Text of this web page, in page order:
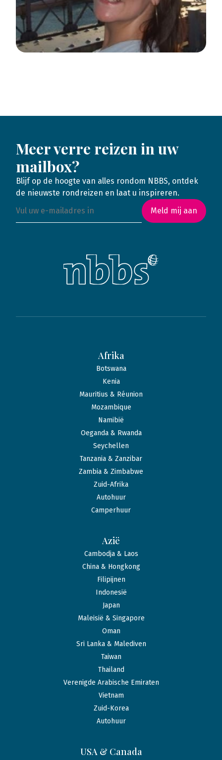
Meer verre reizen in uw
mailbox?
Blijf op de hoogte van alles rondom NBBS, ontdek
de nieuwste rondreizen en laat u inspireren.
Meld mij aan
Afrika
Botswana
Kenia
Mauritius & Réunion
Mozambique
Namibië
Oeganda & Rwanda
Seychellen
Tanzania & Zanzibar
Zambia & Zimbabwe
Zuid-Afrika
Autohuur
Camperhuur
Azië
Cambodja & Laos
China & Hongkong
Filipijnen
Indonesië
Japan
Maleisië & Singapore
Oman
Sri Lanka & Malediven
Taiwan
Thailand
Verenigde Arabische Emiraten
Vietnam
Zuid-Korea
Autohuur
USA & Canada